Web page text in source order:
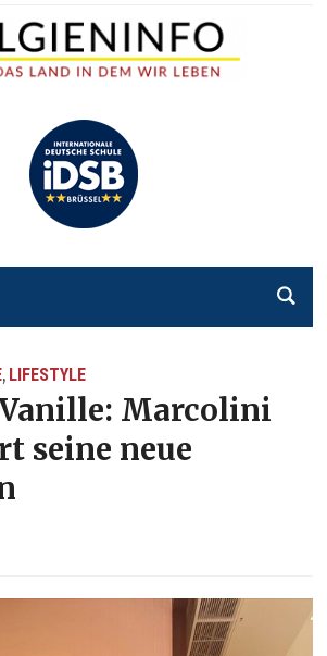
, LIFESTYLE
Marcolini
seine neue